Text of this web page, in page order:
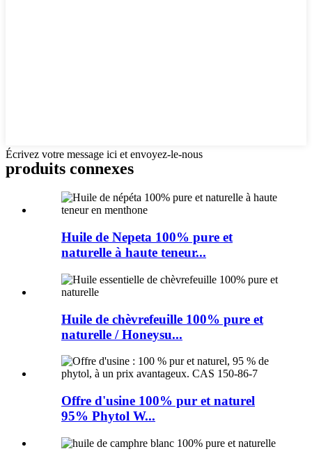
Écrivez votre message ici et envoyez-le-nous
produits connexes
Huile de Nepeta 100% pure et
naturelle à haute teneur...
Huile de chèvrefeuille 100% pure et
naturelle / Honeysu...
Offre d'usine 100% pur et naturel
95% Phytol W...